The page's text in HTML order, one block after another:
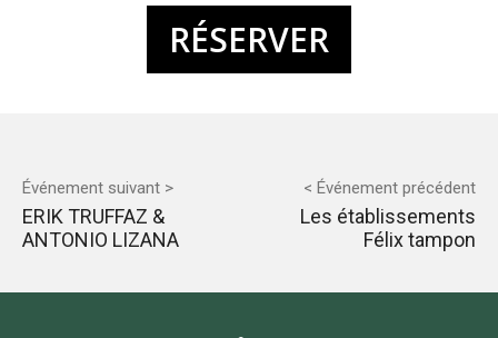
RÉSERVER
Événement suivant >
ERIK TRUFFAZ &
ANTONIO LIZANA
< Événement précédent
Les établissements
Félix tampon